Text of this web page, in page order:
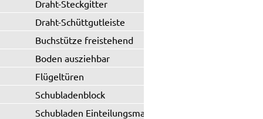
Draht-Steckgitter
Draht-Schüttgutleiste
Buchstütze freistehend
Boden ausziehbar
Flügeltüren
Schubladenblock
Schubladen Einteilungsmaterial